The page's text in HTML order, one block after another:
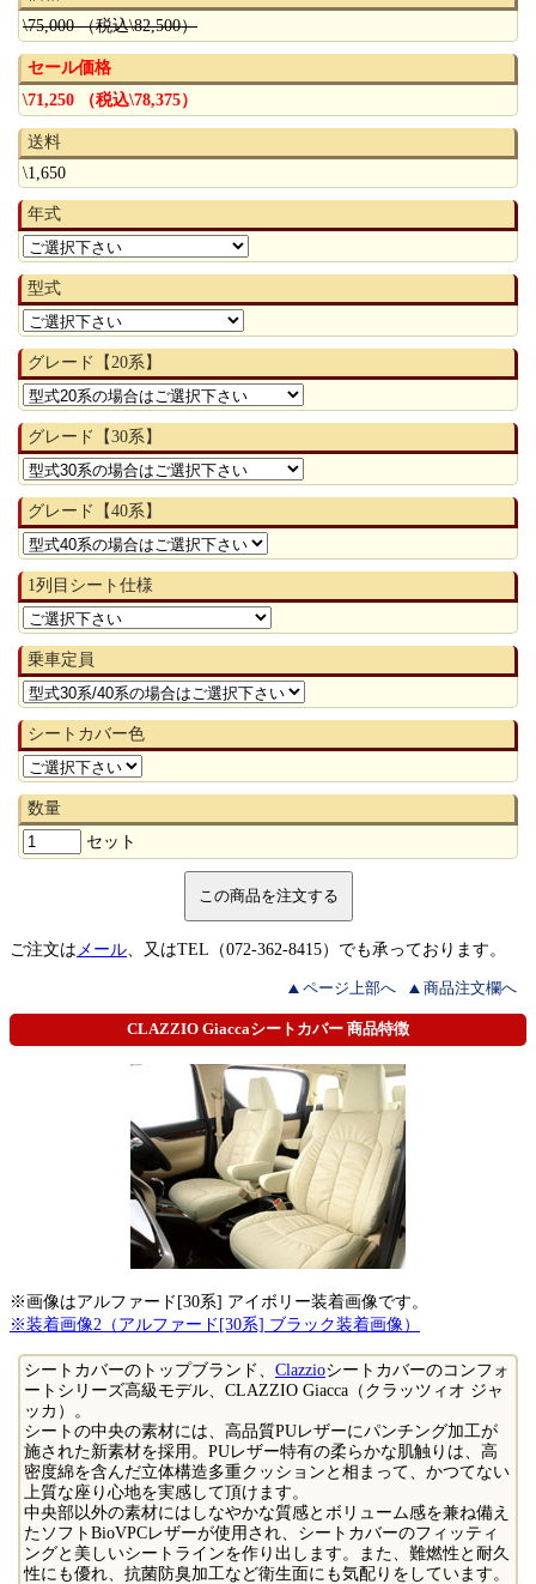
\75,000 （税込\82,500）
セール価格
\71,250 （税込\78,375）
送料
\1,650
年式
型式
グレード【20系】
グレード【30系】
グレード【40系】
1列目シート仕様
乗車定員
シートカバー色
数量
セット
ご注文は メール 、又はTEL（072-362-8415）でも承っております。
ページ上部へ 商品注文欄へ
CLAZZIO Giaccaシートカバー 商品特徴
※画像はアルファード[30系] アイボリー装着画像です。
※装着画像2（アルファード[30系] ブラック装着画像）
シートカバーのトップブランド、 Clazzioシートカバーのコンフォ
ートシリーズ高級モデル、CLAZZIO Giacca（クラッツィオ ジャ
ッカ）。
シートの中央の素材には、高品質PUレザーにパンチング加工が
施された新素材を採用。PUレザー特有の柔らかな肌触りは、高
密度綿を含んだ立体構造多重クッションと相まって、かつてない
上質な座り心地を実感して頂けます。
中央部以外の素材にはしなやかな質感とボリューム感を兼ね備え
たソフトBioVPCレザーが使用され、シートカバーのフィッティ
ングと美しいシートラインを作り出します。また、難燃性と耐久
性にも優れ、抗菌防臭加工など衛生面にも気配りをしています。